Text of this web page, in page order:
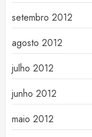
setembro 2012
agosto 2012
julho 2012
junho 2012
maio 2012